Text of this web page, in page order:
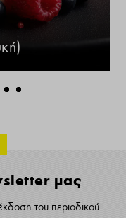
μας
του περιοδικού